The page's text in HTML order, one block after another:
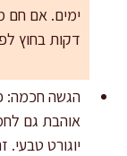
דקות בחוץ
הגשה חכמה:
יוגורט טבעי.